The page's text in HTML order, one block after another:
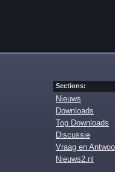
Sections:
Nieuws
Downloads
Top Downloads
Discussie
Vraag en
Nieuws2.nl